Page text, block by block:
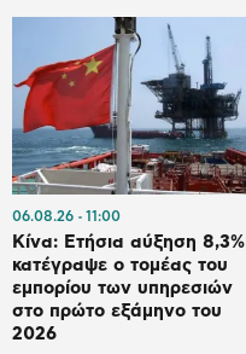
06.08.26 11:00
Κίνα: Ετήσια αύξηση 8,3%
κατέγραψε ο τομέας του
εμπορίου των υπηρεσιών
στο πρώτο εξάμηνο του
2026